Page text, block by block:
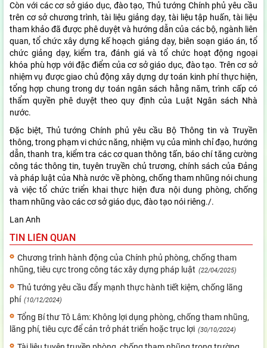
Còn với các cơ sở giáo dục, đào tạo, Thủ tướng Chính phủ yêu cầu
trên cơ sở chương trình, tài liệu giảng dạy, tài liệu tập huấn, tài liệu
tham khảo đã được phê duyệt và hướng dẫn của các bộ, ngành liên
quan, tổ chức xây dựng kế hoạch giảng dạy, biên soạn giáo án, tổ
chức giảng dạy, kiểm tra, đánh giá và tổ chức hoạt động ngoại
khóa phù hợp với đặc điểm của cơ sở giáo dục, đào tạo. Trên cơ sở
nhiệm vụ được giao chủ động xây dựng dự toán kinh phí thực hiện,
tổng hợp chung trong dự toán ngân sách hằng năm, trình cấp có
thẩm quyền phê duyệt theo quy định của Luật Ngân sách Nhà
nước.
Đặc biệt, Thủ tướng Chính phủ yêu cầu Bộ Thông tin và Truyền
thông, trong phạm vi chức năng, nhiệm vụ của mình chỉ đạo, hướng
dẫn, thanh tra, kiểm tra các cơ quan thông tấn, báo chí tăng cường
công tác thông tin, tuyên truyền chủ trương, chính sách của Đảng
và pháp luật của Nhà nước về phòng, chống tham nhũng nói chung
và việc tổ chức triển khai thực hiện đưa nội dung phòng, chống
tham nhũng vào các cơ sở giáo dục, đào tạo nói riêng./.
Lan Anh
TIN LIÊN QUAN
Chương trình hành động của Chính phủ phòng, chống tham
nhũng, tiêu cực trong công tác xây dựng pháp luật (22/04/2025)
Thủ tướng yêu cầu đẩy mạnh thực hành tiết kiệm, chống lãng
phí (10/12/2024)
Tổng Bí thư Tô Lâm: Không lợi dụng phòng, chống tham nhũng,
lãng phí, tiêu cực để cản trở phát triển hoặc trục lợi (30/10/2024)